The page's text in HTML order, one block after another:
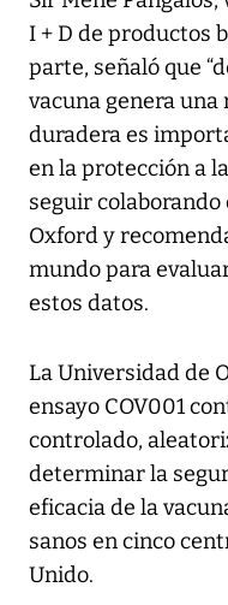
I + D de productos
parte, señaló que
vacuna genera
duradera es
en la protección a
seguir
Oxford y
mundo para
estos datos.
La Universidad de
ensayo COV001
controlado,
determinar la
eficacia de la
sanos en cinco
Unido.